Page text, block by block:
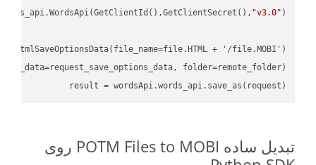
"v3.0"
result = wordsApi.words_api.save_as(request)
تبدیل ساده POTM Files to MOBI روی